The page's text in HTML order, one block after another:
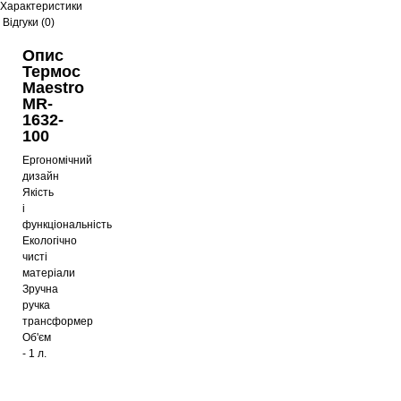
Характеристики
Відгуки (0)
Опис
Термос
Maestro
MR-
1632-
100
Ергономічний
дизайн
Якість
і
функціональність
Екологічно
чисті
матеріали
Зручна
ручка
трансформер
Об'єм
- 1 л.